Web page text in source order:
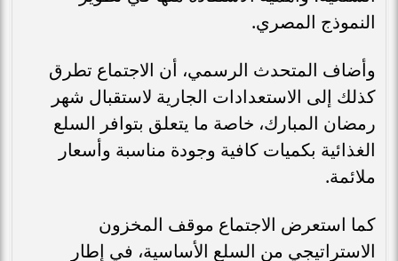
النموذج المصري.
وأضاف المتحدث الرسمي، أن الاجتماع تطرق
كذلك إلى الاستعدادات الجارية لاستقبال شهر
رمضان المبارك، خاصة ما يتعلق بتوافر السلع
الغذائية بكميات كافية وجودة مناسبة وأسعار
ملائمة.
كما استعرض الاجتماع موقف المخزون
الاستراتيجي من السلع الأساسية، في إطار